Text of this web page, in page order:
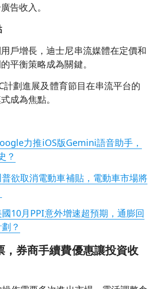
告收入。
戶增長，迪士尼串流媒體在定價和
平衡策略成為關鍵。
計劃進展及體育節目在串流平台的
成為焦點。
力推iOS版Gemini語音助手，
？
普欲取消電動車補貼，電動車市場將
國10月PPI意外增速超預期，通膨回
？
，券商手續費優惠讓投資收